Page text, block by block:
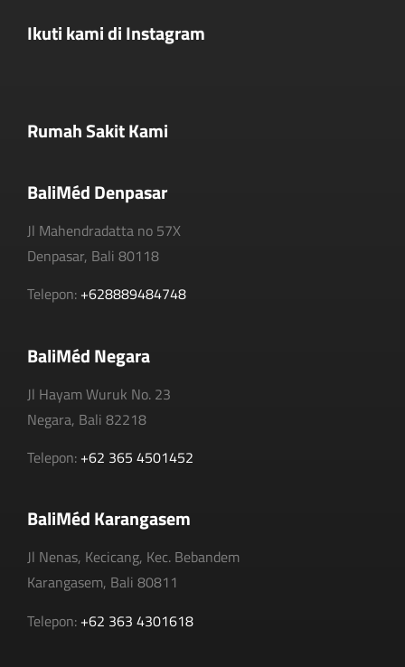
Ikuti kami di Instagram
Rumah Sakit Kami
BaliMéd Denpasar
Jl Mahendradatta no 57X
Denpasar, Bali 80118
Telepon: +628889484748
BaliMéd Negara
Jl Hayam Wuruk No. 23
Negara, Bali 82218
Telepon: +62 365 4501452
BaliMéd Karangasem
Jl Nenas, Kecicang, Kec. Bebandem
Karangasem, Bali 80811
Telepon: +62 363 4301618